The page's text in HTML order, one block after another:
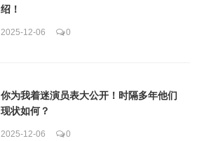
绍！
2025-12-06 0
你为我着迷演员表大公开！时隔多年他们
现状如何？
2025-12-06 0